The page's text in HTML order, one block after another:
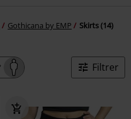
Gothicana by EMP Skirts (14)
Filtrer